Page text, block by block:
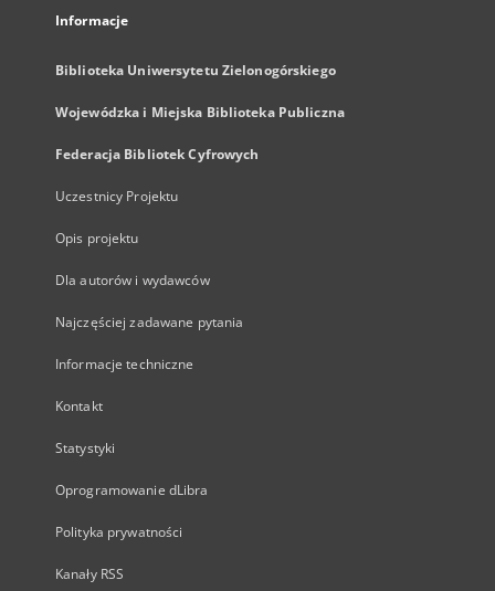
Informacje
Biblioteka Uniwersytetu Zielonogórskiego
Wojewódzka i Miejska Biblioteka Publiczna
Federacja Bibliotek Cyfrowych
Uczestnicy Projektu
Opis projektu
Dla autorów i wydawców
Najczęściej zadawane pytania
Informacje techniczne
Kontakt
Statystyki
Oprogramowanie dLibra
Polityka prywatności
Kanały RSS